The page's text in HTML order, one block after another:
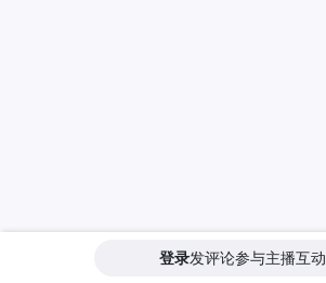
登录发评论参与主播互动